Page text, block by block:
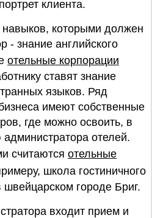
клиента.
навыков, которыми должен
- знание английского
отельные корпорации
ставят знание
языков. Ряд
имеют собственные
где можно освоить, в
отелей.
считаются отельные
школа гостиничного
швейцарском городе Бриг.
входит прием и